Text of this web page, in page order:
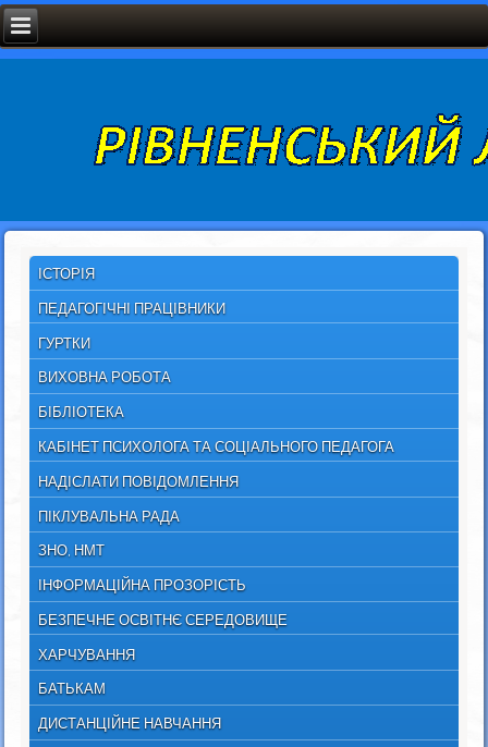
ІСТОРІЯ
ПЕДАГОГІЧНІ ПРАЦІВНИКИ
ГУРТКИ
ВИХОВНА РОБОТА
БІБЛІОТЕКА
КАБІНЕТ ПСИХОЛОГА ТА СОЦІАЛЬНОГО ПЕДАГОГА
НАДІСЛАТИ ПОВІДОМЛЕННЯ
ПІКЛУВАЛЬНА РАДА
ЗНО, НМТ
ІНФОРМАЦІЙНА ПРОЗОРІСТЬ
БЕЗПЕЧНЕ ОСВІТНЄ СЕРЕДОВИЩЕ
ХАРЧУВАННЯ
БАТЬКАМ
ДИСТАНЦІЙНЕ НАВЧАННЯ